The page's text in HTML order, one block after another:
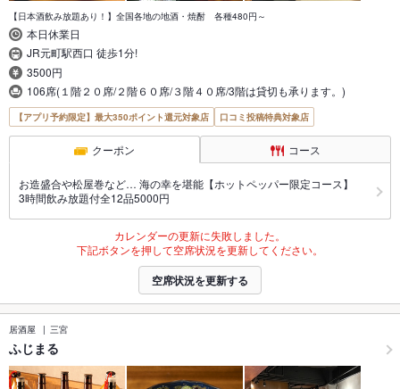
【日本酒飲み放題あり！】全国各地の地酒・焼酎 各種480円～
本日休業日
JR元町駅西口 徒歩1分!
3500円
106席(１階２０席/２階６０席/３階４０席/3階は貸切も承ります。)
【アプリ予約限定】最大350ポイント還元対象店 口コミ投稿特典対象店
クーポン コース
お造盛合や松屋巻など… 海の幸を堪能【ホットペッパー限定コース】
3時間飲み放題付全12品5000円
カレンダーの更新に失敗しました。
下記ボタンを押して空席状況を更新してください。
空席状況を更新する
居酒屋 三宮
ふじまる